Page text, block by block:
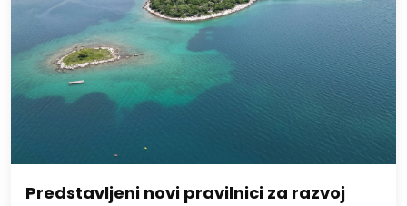
Predstavljeni novi pravilnici za razvoj